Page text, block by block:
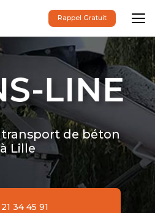
Rappel Gratuit
transport de béton
à Lille
34 45 91